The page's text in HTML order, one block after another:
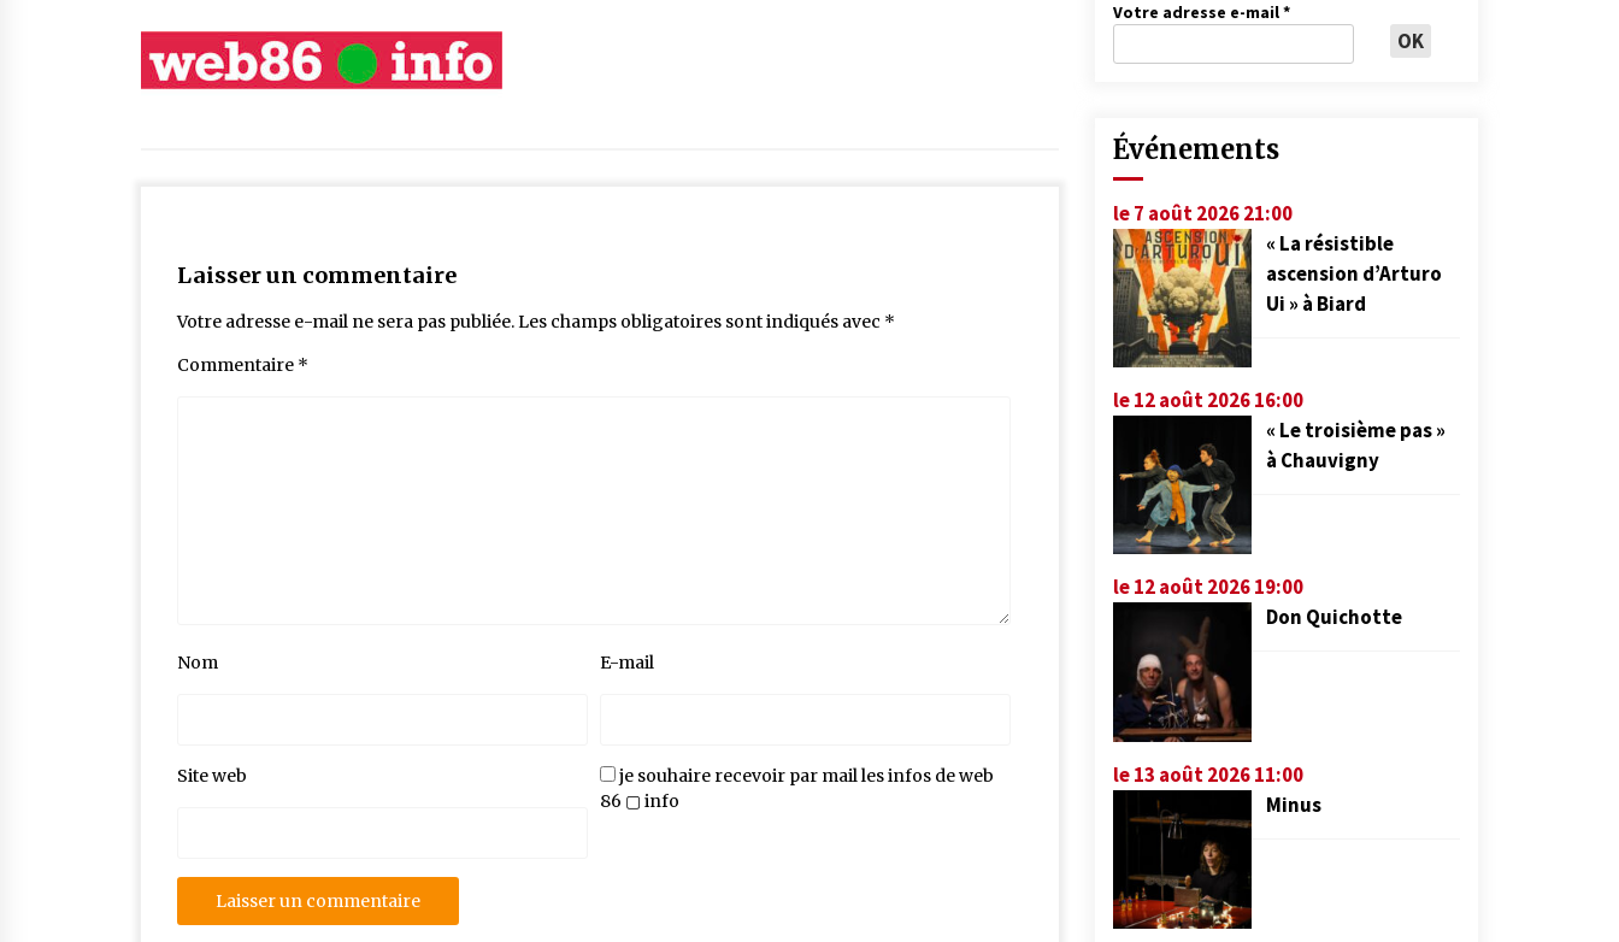
Laisser un commentaire
Votre adresse e-mail ne sera pas publiée.Les champs obligatoires sont indiqués avec *
Commentaire *
Nom E-mail
Site web
je souhaire recevoir par mail les infos de web
86 ▢ info
Votre adresse e-mail*
Événements
le 7 août 2026 21:00
« La résistible
ascension d’Arturo
Ui » à Biard
le 12 août 2026 16:00
« Le troisième pas »
à Chauvigny
le 12 août 2026 19:00
Don Quichotte
le 13 août 2026 11:00
Minus